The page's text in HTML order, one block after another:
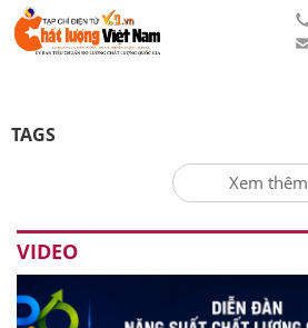
TAGS
Xem thêm
VIDEO